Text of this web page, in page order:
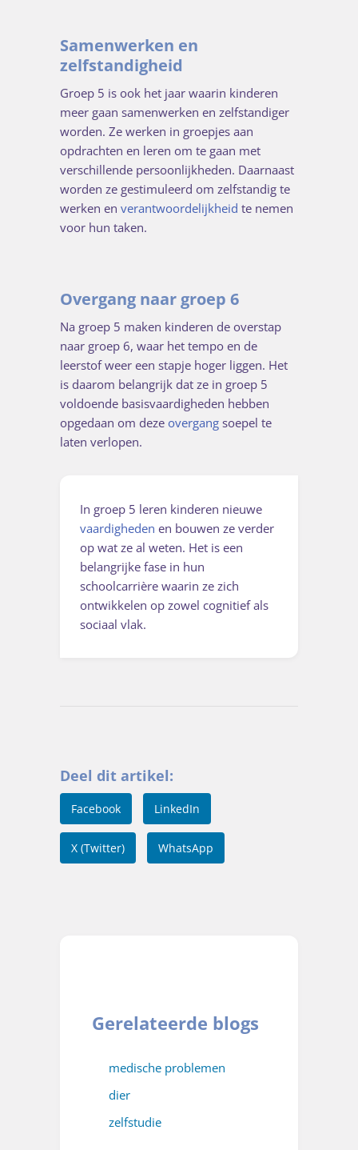
Samenwerken en
zelfstandigheid
Groep 5 is ook het jaar waarin kinderen
meer gaan samenwerken en zelfstandiger
worden. Ze werken in groepjes aan
opdrachten en leren om te gaan met
verschillende persoonlijkheden. Daarnaast
worden ze gestimuleerd om zelfstandig te
werken en verantwoordelijkheid te nemen
voor hun taken.
Overgang naar groep 6
Na groep 5 maken kinderen de overstap
naar groep 6, waar het tempo en de
leerstof weer een stapje hoger liggen. Het
is daarom belangrijk dat ze in groep 5
voldoende basisvaardigheden hebben
opgedaan om deze overgang soepel te
laten verlopen.
In groep 5 leren kinderen nieuwe
vaardigheden en bouwen ze verder
op wat ze al weten. Het is een
belangrijke fase in hun
schoolcarrière waarin ze zich
ontwikkelen op zowel cognitief als
sociaal vlak.
Deel dit artikel:
Facebook LinkedIn
X (Twitter) WhatsApp
Gerelateerde blogs
medische problemen
dier
zelfstudie